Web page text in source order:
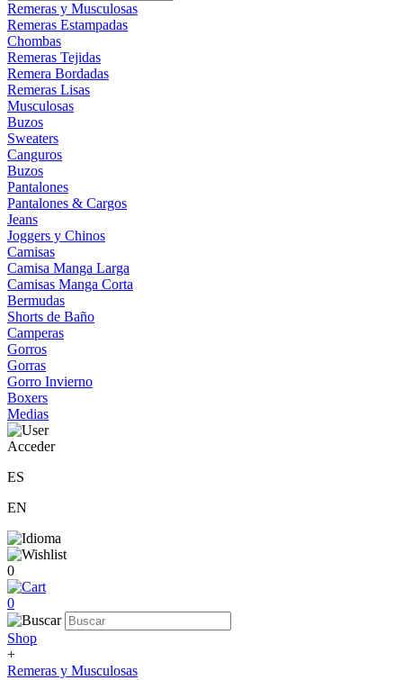
Remeras y Musculosas
Remeras Estampadas
Chombas
Remeras Tejidas
Remera Bordadas
Remeras Lisas
Musculosas
Buzos
Sweaters
Canguros
Buzos
Pantalones
Pantalones & Cargos
Jeans
Joggers y Chinos
Camisas
Camisa Manga Larga
Camisas Manga Corta
Bermudas
Shorts de Baño
Camperas
Gorros
Gorras
Gorro Invierno
Boxers
Medias
Acceder
ES
EN
0
0
Shop
+
Remeras y Musculosas